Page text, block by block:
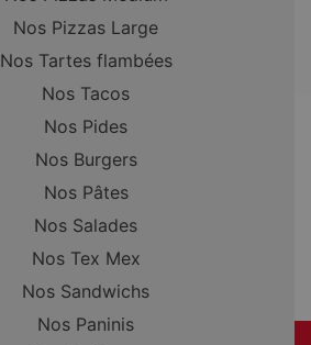
Nos Pizzas Large
Nos Tartes flambées
Nos Tacos
Nos Pides
Nos Burgers
Nos Pâtes
Nos Salades
Nos Tex Mex
Nos Sandwichs
Nos Paninis